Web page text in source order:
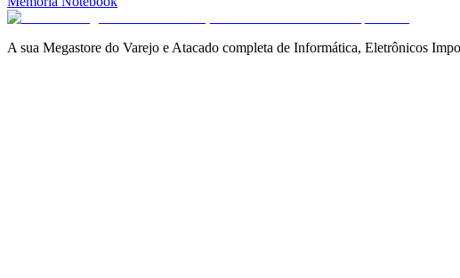
A sua Megastore do Varejo e Atacado completa de Informática, Eletrônicos